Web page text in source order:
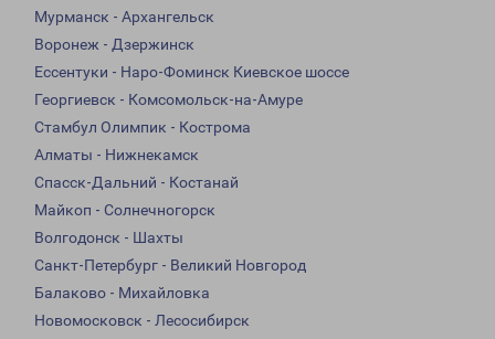
Мурманск - Архангельск
Воронеж - Дзержинск
Ессентуки - Наро-Фоминск Киевское шоссе
Георгиевск - Комсомольск-на-Амуре
Стамбул Олимпик - Кострома
Алматы - Нижнекамск
Спасск-Дальний - Костанай
Майкоп - Солнечногорск
Волгодонск - Шахты
Санкт-Петербург - Великий Новгород
Балаково - Михайловка
Новомосковск - Лесосибирск